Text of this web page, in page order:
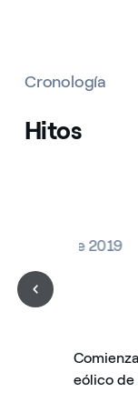
Cronología
Hitos
Abril de 2019
eólico de